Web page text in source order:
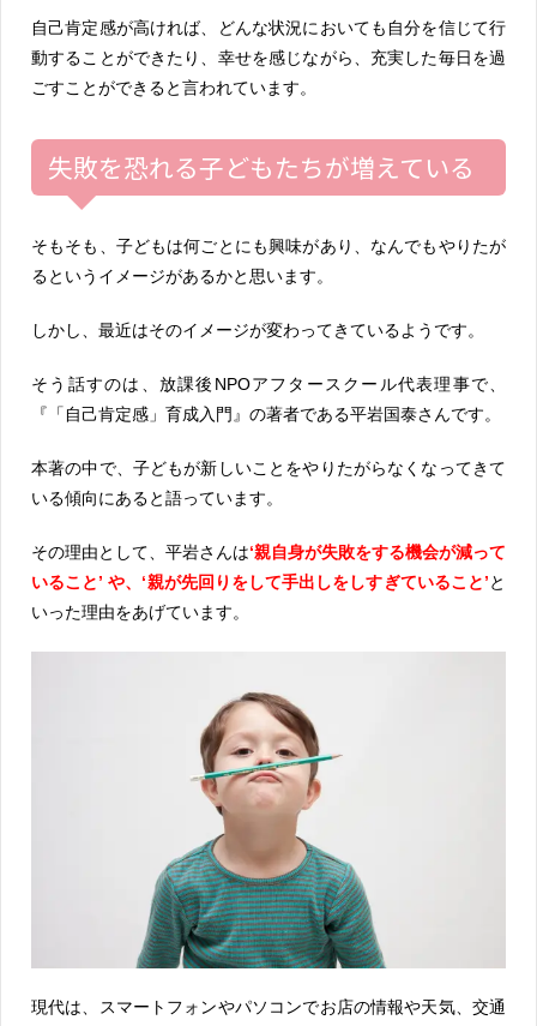
自己肯定感が高ければ、どんな状況においても自分を信じて行
動することができたり、幸せを感じながら、充実した毎日を過
ごすことができると言われています。
失敗を恐れる子どもたちが増えている
そもそも、子どもは何ごとにも興味があり、なんでもやりたが
るというイメージがあるかと思います。
しかし、最近はそのイメージが変わってきているようです。
そう話すのは、放課後NPOアフタースクール代表理事で、
『「自己肯定感」育成入門』の著者である平岩国泰さんです。
本著の中で、子どもが新しいことをやりたがらなくなってきて
いる傾向にあると語っています。
その理由として、平岩さんは‘親自身が失敗をする機会が減って
いること’ や、‘親が先回りをして手出しをしすぎていること’と
いった理由をあげています。
現代は、スマートフォンやパソコンでお店の情報や天気、交通